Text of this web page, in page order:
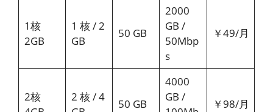
1核
2GB
1 核 / 2
GB
50 GB
2000
GB /
50Mbp
s
￥49/月
2核
2 核 / 4
50 GB
4000
GB /
￥98/月